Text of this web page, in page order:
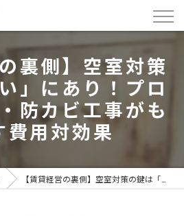
裏側】空室対策
」にあり！プロ
防カビ工事がも
費用対効果
【賃貸経営の裏側】空室対策の鍵は「臭い」にあり！プロの除菌消臭・防カビ工事がもたらす費用対効果